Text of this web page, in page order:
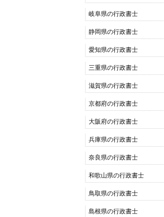
岐阜県の行政書士
静岡県の行政書士
愛知県の行政書士
三重県の行政書士
滋賀県の行政書士
京都府の行政書士
大阪府の行政書士
兵庫県の行政書士
奈良県の行政書士
和歌山県の行政書士
鳥取県の行政書士
島根県の行政書士